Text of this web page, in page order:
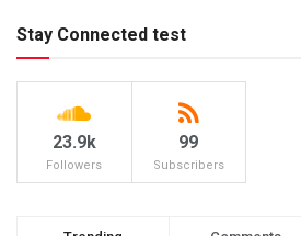
Stay Connected test
23.9k
Followers
99
Subscribers